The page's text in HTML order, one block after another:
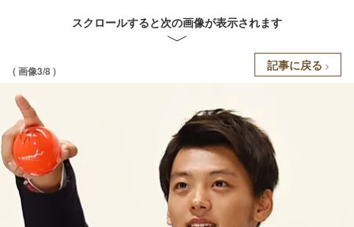
スクロールすると次の画像が表示されます
( 画像3/8 ) 記事に戻る